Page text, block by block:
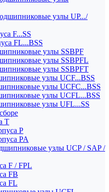
узлы UP.../
F...SS
FL...BSS
узлы SSBPF
узлы SSBPFL
узлы SSBPFT
узлы UCF...BSS
узлы UCFC...BSS
узлы UCFL...BSS
узлы UFL...SS
T
P
PA
узлы UCP / SAP /
F / FPL
FB
FL